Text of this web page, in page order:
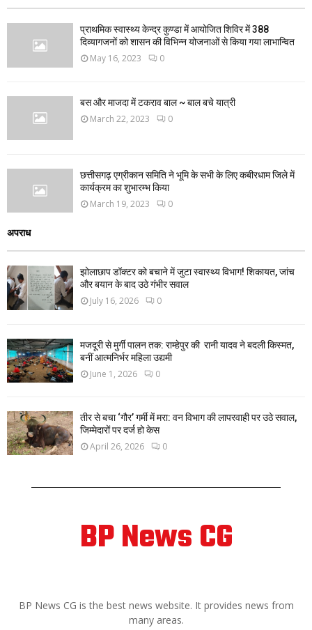
प्राथमिक स्वास्थ्य केन्द्र कुण्डा में आयोजित शिविर में 388
दिव्यागजनों को शासन की विभिन्न योजनाओं से किया गया लाभान्वित
May 16, 2023 0
बस और माजदा में टकराव बाल ~ बाल बचे यात्री
March 22, 2023 0
छत्तीसगढ़ एग्रीकान समिति ने भूमि के सभी के लिए कबीरधाम जिले में
कार्यक्रम का शुभारम्भ किया
March 19, 2023 0
अपराध
झोलाछाप डॉक्टर को बचाने में जुटा स्वास्थ्य विभाग! शिकायत, जांच
और बयान के बाद उठे गंभीर सवाल
July 16, 2026 0
मजदूरी से मुर्गी पालन तक: राम्हेपुर की रानी यादव ने बदली किस्मत,
बनीं आत्मनिर्भर महिला उद्यमी
June 1, 2026 0
तीर से बचा ‘गौर’ गर्मी में मरा: वन विभाग की लापरवाही पर उठे सवाल,
जिम्मेदारों पर दर्ज हो केस
April 26, 2026 0
BP News CG
BP News CG is the best news website. It provides news from
many areas.